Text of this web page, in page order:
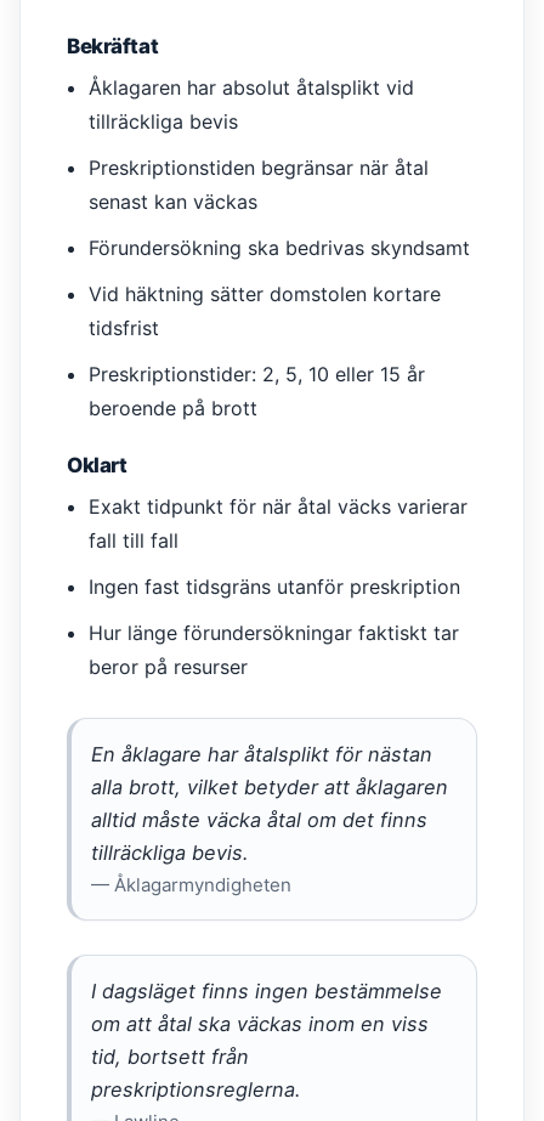
Bekräftat
Åklagaren har absolut åtalsplikt vid
tillräckliga bevis
Preskriptionstiden begränsar när åtal
senast kan väckas
Förundersökning ska bedrivas skyndsamt
Vid häktning sätter domstolen kortare
tidsfrist
Preskriptionstider: 2, 5, 10 eller 15 år
beroende på brott
Oklart
Exakt tidpunkt för när åtal väcks varierar
fall till fall
Ingen fast tidsgräns utanför preskription
Hur länge förundersökningar faktiskt tar
beror på resurser
En åklagare har åtalsplikt för nästan
alla brott, vilket betyder att åklagaren
alltid måste väcka åtal om det finns
tillräckliga bevis.
— Åklagarmyndigheten
I dagsläget finns ingen bestämmelse
om att åtal ska väckas inom en viss
tid, bortsett från
preskriptionsreglerna.